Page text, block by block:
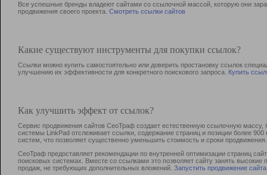
Все успешные бренды владеют сайтами со ссылочной массой, которую они
продвижения своего проекта. Смотреть ссылки сайтов
Какие существуют инструменты для покупки ссылок?
Ссылки можно купить самостоятельно или доверить простановку ссылок
улучшению их эффективности для конкретного поискового запроса. Купить
Как улучшить эффект от ссылок?
Сервис продвижения сайтов СеоТраф создает естественную ссылочную
системы LinkPad отслеживает ссылки, содержание страниц и позиции более
систем, что позволяет существенно уменьшить стоимость и сроки продвижения.
СеоТраф предоставляет рекомендации по внутренней оптимизации страниц
поисковых системах. Вместе со ссылками это позволяет сайту занять
продаж, не требующих дополнительных вложений. Запустить продвижение сайта